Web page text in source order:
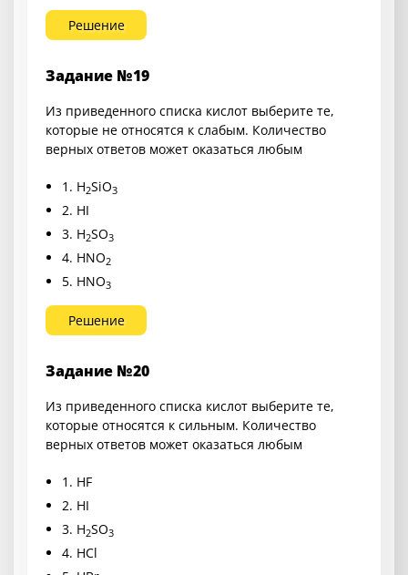
Решение
Задание №19
Из приведенного списка кислот выберите те,
которые не относятся к слабым. Количество
верных ответов может оказаться любым
1. H2SiO3
2. HI
3. H2SO3
4. HNO2
5. HNO3
Решение
Задание №20
Из приведенного списка кислот выберите те,
которые относятся к сильным. Количество
верных ответов может оказаться любым
1. HF
2. HI
3. H2SO3
4. HCl